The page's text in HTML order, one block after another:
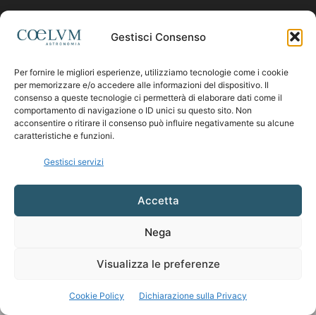
Gestisci Consenso
Per fornire le migliori esperienze, utilizziamo tecnologie come i cookie
per memorizzare e/o accedere alle informazioni del dispositivo. Il
consenso a queste tecnologie ci permetterà di elaborare dati come il
comportamento di navigazione o ID unici su questo sito. Non
acconsentire o ritirare il consenso può influire negativamente su alcune
caratteristiche e funzioni.
Gestisci servizi
Accetta
Nega
Visualizza le preferenze
Cookie Policy Dichiarazione sulla Privacy
Contattaci:coelumastro@coelum.com
SEGUICI